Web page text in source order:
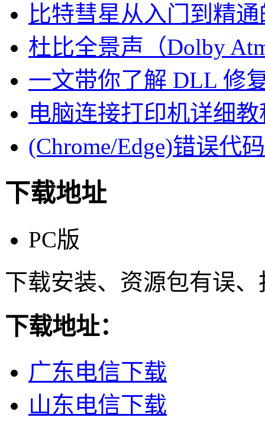
比特彗星从入门到精
杜比全景声（Dolby
一文带你了解 DLL 修
电脑连接打印机详细教
(Chrome/Edge)错误代
下载地址
PC版
下载安装、资源包有误
下载地址：
广东电信下载
山东电信下载